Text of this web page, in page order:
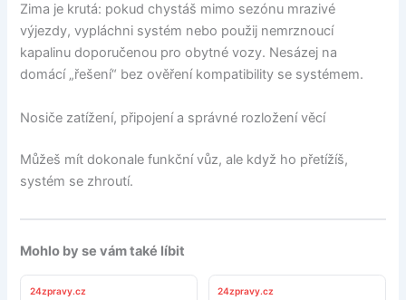
Zima je krutá: pokud chystáš mimo sezónu mrazivé
výjezdy, vypláchni systém nebo použij nemrznoucí
kapalinu doporučenou pro obytné vozy. Nesázej na
domácí „řešení“ bez ověření kompatibility se systémem.
Nosiče zatížení, připojení a správné rozložení věcí
Můžeš mít dokonale funkční vůz, ale když ho přetížíš,
systém se zhroutí.
Mohlo by se vám také líbit
24zpravy.cz 24zpravy.cz